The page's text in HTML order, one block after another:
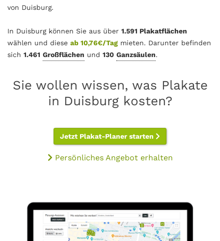
von Duisburg.
In Duisburg können Sie aus über 1.591 Plakatflächen
wählen und diese ab 10,76€/Tag mieten. Darunter befinden
sich 1.461 Großflächen und 130 Ganzsäulen.
Sie wollen wissen, was Plakate
in Duisburg kosten?
Jetzt Plakat-Planer starten
Persönliches Angebot erhalten